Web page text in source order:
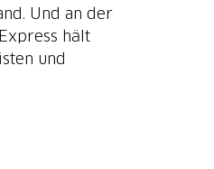
Und an der
hält
und